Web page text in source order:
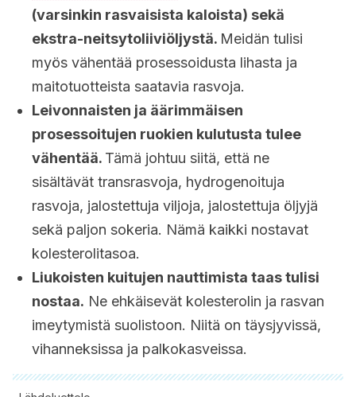
(varsinkin rasvaisista kaloista) sekä
ekstra-neitsytoliiviöljystä. Meidän tulisi
myös vähentää prosessoidusta lihasta ja
maitotuotteista saatavia rasvoja.
Leivonnaisten ja äärimmäisen
prosessoitujen ruokien kulutusta tulee
vähentää. Tämä johtuu siitä, että ne
sisältävät transrasvoja, hydrogenoituja
rasvoja, jalostettuja viljoja, jalostettuja öljyjä
sekä paljon sokeria. Nämä kaikki nostavat
kolesterolitasoa.
Liukoisten kuitujen nauttimista taas tulisi
nostaa. Ne ehkäisevät kolesterolin ja rasvan
imeytymistä suolistoon. Niitä on täysjyvissä,
vihanneksissa ja palkokasveissa.